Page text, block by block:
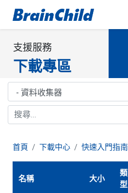
支援服務
下載專區
首頁 下載中心 快速入門指南
名稱 大小
類
型